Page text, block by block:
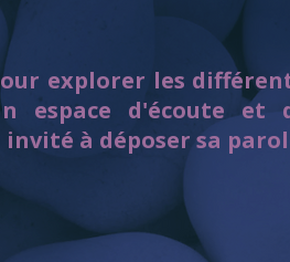
explorer les
espace d'écoute et
invité à déposer sa